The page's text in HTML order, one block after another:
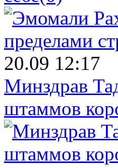
20.09 12:17
Минздрав
штаммов